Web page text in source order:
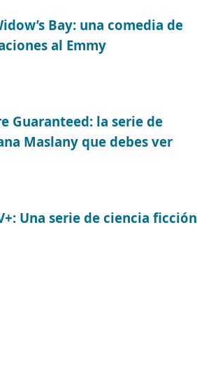
Bay: una comedia de
al Emmy
Guaranteed: la serie de
Maslany que debes ver
Una serie de ciencia ficción